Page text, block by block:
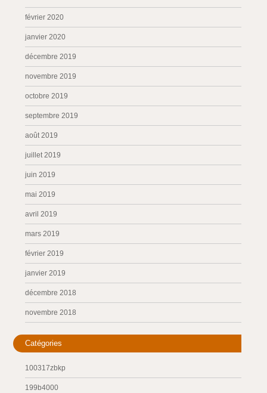
février 2020
janvier 2020
décembre 2019
novembre 2019
octobre 2019
septembre 2019
août 2019
juillet 2019
juin 2019
mai 2019
avril 2019
mars 2019
février 2019
janvier 2019
décembre 2018
novembre 2018
Catégories
100317zbkp
199b4000